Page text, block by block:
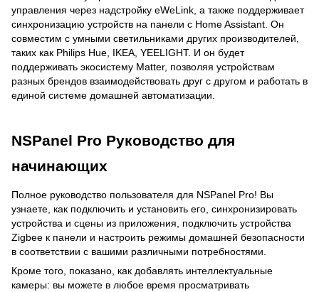
управления через надстройку eWeLink, а также поддерживает
синхронизацию устройств на панели с Home Assistant. Он
совместим с умными светильниками других производителей,
таких как Philips Hue, IKEA, YEELIGHT. И он будет
поддерживать экосистему Matter, позволяя устройствам
разных брендов взаимодействовать друг с другом и работать в
единой системе домашней автоматизации.
NSPanel Pro Руководство для
начинающих
Полное руководство пользователя для NSPanel Pro! Вы
узнаете, как подключить и установить его, синхронизировать
устройства и сцены из приложения, подключить устройства
Zigbee к панели и настроить режимы домашней безопасности
в соответствии с вашими различными потребностями.
Кроме того, показано, как добавлять интеллектуальные
камеры: вы можете в любое время просматривать